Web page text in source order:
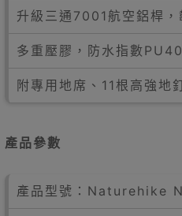
升級三通7001航空鋁桿，
多重壓膠，防水指數
附專用地席、11根高強地
產品參數
產品型號：Naturehike